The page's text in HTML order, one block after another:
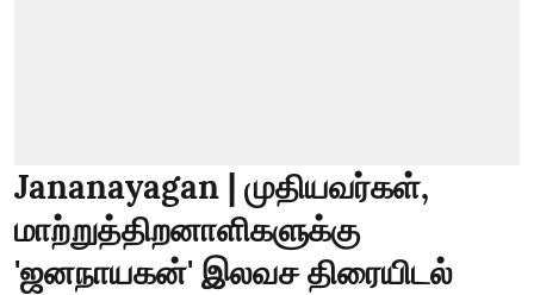
Jananayagan | முதியவர்கள்,
மாற்றுத்திறனாளிகளுக்கு
'ஜனநாயகன்' இலவச திரையிடல்